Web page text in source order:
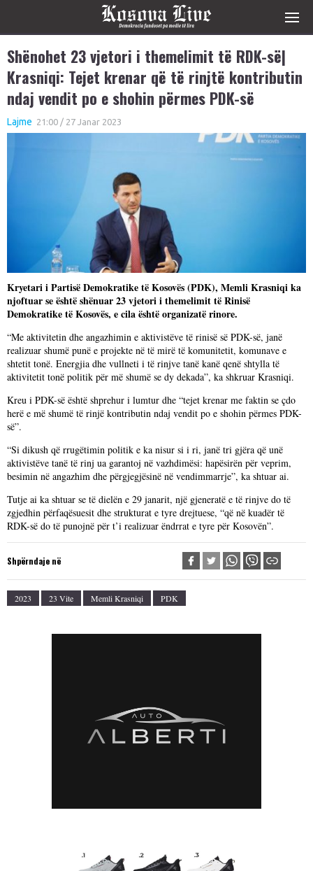
Shënohet 23 vjetori i themelimit të RDK-së|
Krasniqi: Tejet krenar që të rinjtë kontributin
ndaj vendit po e shohin përmes PDK-së
Lajme 21:00 / 27 Janar 2023
Kryetari i Partisë Demokratike të Kosovës (PDK), Memli Krasniqi ka
njoftuar se është shënuar 23 vjetori i themelimit të Rinisë
Demokratike të Kosovës, e cila është organizatë rinore.
“Me aktivitetin dhe angazhimin e aktivistëve të rinisë së PDK-së, janë
realizuar shumë punë e projekte në të mirë të komunitetit, komunave e
shtetit tonë. Energjia dhe vullneti i të rinjve tanë kanë qenë shtylla të
aktivitetit tonë politik për më shumë se dy dekada”, ka shkruar Krasniqi.
Kreu i PDK-së është shprehur i lumtur dhe “tejet krenar me faktin se çdo
herë e më shumë të rinjë kontributin ndaj vendit po e shohin përmes PDK-
së”.
“Si dikush që rrugëtimin politik e ka nisur si i ri, janë tri gjëra që unë
aktivistëve tanë të rinj ua garantoj në vazhdimësi: hapësirën për veprim,
besimin në angazhim dhe përgjegjësinë në vendimmarrje”, ka shtuar ai.
Tutje ai ka shtuar se të dielën e 29 janarit, një gjeneratë e të rinjve do të
zgjedhin përfaqësuesit dhe strukturat e tyre drejtuese, “që në kuadër të
RDK-së do të punojnë për t’i realizuar ëndrrat e tyre për Kosovën”.
Shpërndaje në
2023 23 Vite Memli Krasniqi PDK